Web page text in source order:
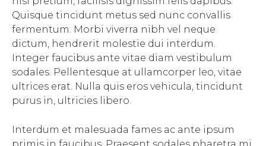
Quisque tincidunt metus sed nunc convallis
fermentum. Morbi viverra nibh vel neque
dictum, hendrerit molestie dui interdum.
Integer faucibus ante vitae diam vestibulum
sodales. Pellentesque at ullamcorper leo, vitae
ultrices erat. Nulla quis eros vehicula, tincidunt
purus in, ultricies libero.
Interdum et malesuada fames ac ante ipsum